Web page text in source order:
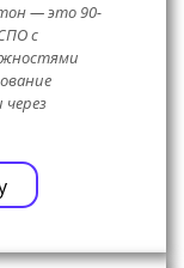
— это 90-
с